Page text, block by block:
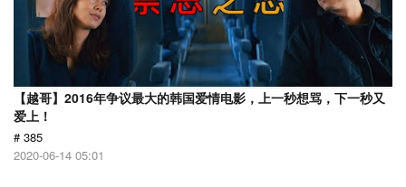
【越哥】2016年争议最大的韩国爱情电影，上一秒想骂，下一秒又
爱上！
# 385
2020-06-14 05:01